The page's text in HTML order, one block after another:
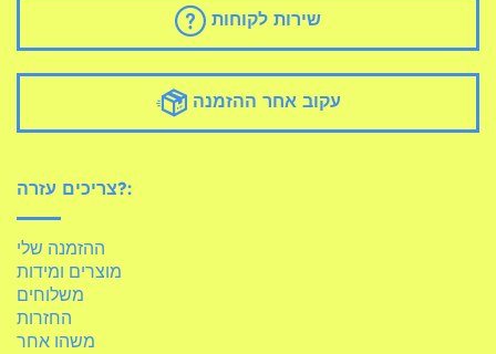
שירות לקוחות
עקוב אחר ההזמנה
צריכים עזרה?:
ההזמנה שלי
מוצרים ומידות
משלוחים
החזרות
משהו אחר